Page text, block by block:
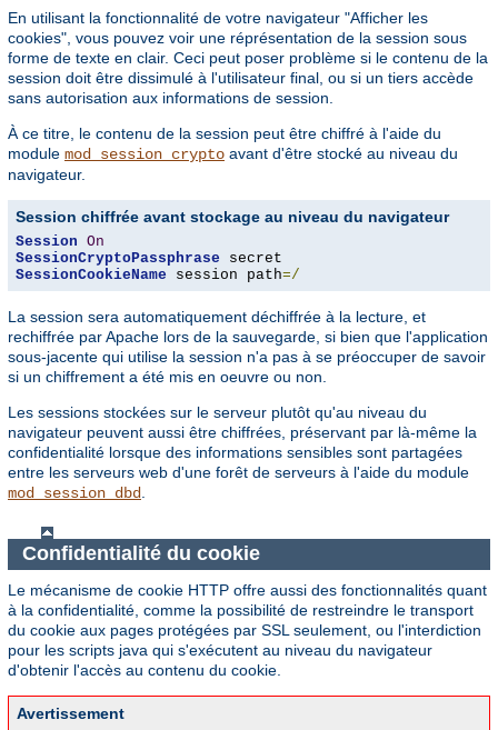
En utilisant la fonctionnalité de votre navigateur "Afficher les
cookies", vous pouvez voir une réprésentation de la session sous
forme de texte en clair. Ceci peut poser problème si le contenu de la
session doit être dissimulé à l'utilisateur final, ou si un tiers accède
sans autorisation aux informations de session.
À ce titre, le contenu de la session peut être chiffré à l'aide du
module mod_session_crypto avant d'être stocké au niveau du
navigateur.
Session chiffrée avant stockage au niveau du navigateur
Session On
SessionCryptoPassphrase
SessionCookieName session path=/
La session sera automatiquement déchiffrée à la lecture, et
rechiffrée par Apache lors de la sauvegarde, si bien que l'application
sous-jacente qui utilise la session n'a pas à se préoccuper de savoir
si un chiffrement a été mis en oeuvre ou non.
Les sessions stockées sur le serveur plutôt qu'au niveau du
navigateur peuvent aussi être chiffrées, préservant par là-même la
confidentialité lorsque des informations sensibles sont partagées
entre les serveurs web d'une forêt de serveurs à l'aide du module
mod_session_dbd
Confidentialité du cookie
Le mécanisme de cookie HTTP offre aussi des fonctionnalités quant
à la confidentialité, comme la possibilité de restreindre le transport
du cookie aux pages protégées par SSL seulement, ou l'interdiction
pour les scripts java qui s'exécutent au niveau du navigateur
d'obtenir l'accès au contenu du cookie.
Avertissement